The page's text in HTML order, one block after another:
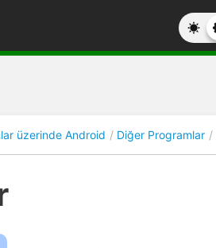
üzerinde Android Diğer Programlar